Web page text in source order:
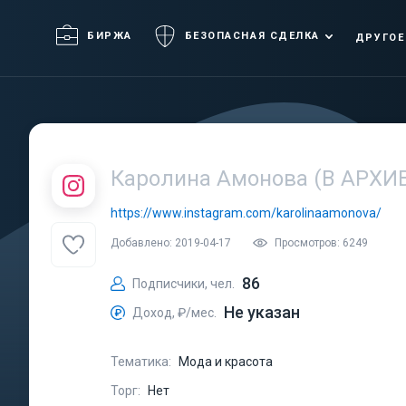
БИРЖА БЕЗОПАСНАЯ СДЕЛКА ДРУГОЕ
Каролина Амонова (В
https://www.instagram.com/karolinaamonova/
Добавлено: 2019-04-17 Просмотров: 6249
Подписчики, чел. 86
Доход, ₽/мес. Не указан
Тематика:
Мода и красота
Торг:
Нет